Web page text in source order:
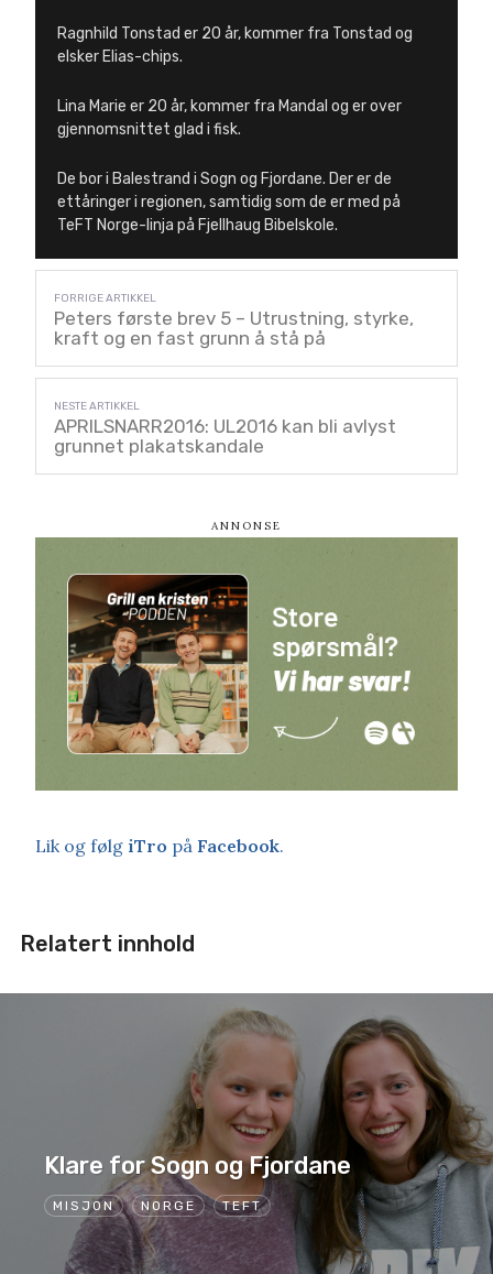
Ragnhild Tonstad er 20 år, kommer fra Tonstad og
elsker Elias-chips.
Lina Marie er 20 år, kommer fra Mandal og er over
gjennomsnittet glad i fisk.
De bor i Balestrand i Sogn og Fjordane. Der er de
ettåringer i regionen, samtidig som de er med på
TeFT Norge-linja på Fjellhaug Bibelskole.
Peters første brev 5 – Utrustning, styrke,
kraft og en fast grunn å stå på
APRILSNARR2016: UL2016 kan bli avlyst
grunnet plakatskandale
Lik og følg iTro på Facebook.
Relatert innhold
MISJON NORGE TEFT
Klare for Sogn og Fjordane